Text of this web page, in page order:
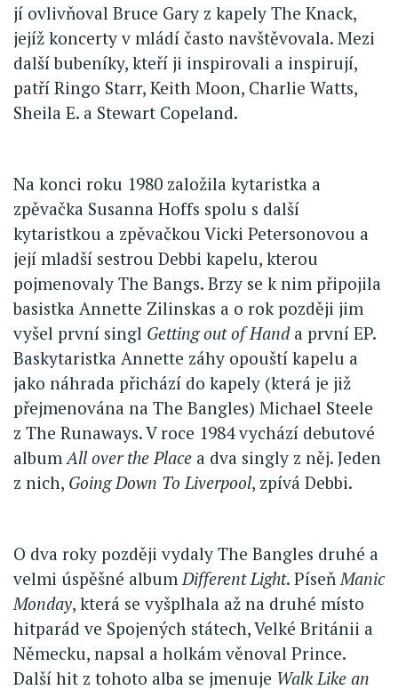
jí ovlivňoval Bruce Gary z kapely The Knack,
jejíž koncerty v mládí často navštěvovala. Mezi
další bubeníky, kteří ji inspirovali a inspirují,
patří Ringo Starr, Keith Moon, Charlie Watts,
Sheila E. a Stewart Copeland.
Na konci roku 1980 založila kytaristka a
zpěvačka Susanna Hoffs spolu s další
kytaristkou a zpěvačkou Vicki Petersonovou a
její mladší sestrou Debbi kapelu, kterou
pojmenovaly The Bangs. Brzy se k nim připojila
basistka Annette Zilinskas a o rok později jim
vyšel první singl Getting out of Handa první EP.
Baskytaristka Annette záhy opouští kapelu a
jako náhrada přichází do kapely (která je již
přejmenována na The Bangles) Michael Steele
z The Runaways. V roce 1984 vychází debutové
album All over the Place a dva singly z něj. Jeden
z nich, Going Down To Liverpool, zpívá Debbi.
O dva roky později vydaly The Bangles druhé a
velmi úspěšné album Different Light. Píseň Manic
Monday, která se vyšplhala až na druhé místo
hitparád ve Spojených státech, Velké Británii a
Německu, napsal a holkám věnoval Prince.
Další hit z tohoto alba se jmenuje Walk Like an